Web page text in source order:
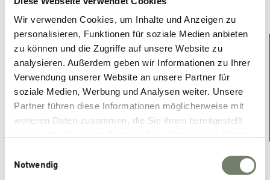
Wir verwenden Cookies, um Inhalte und Anzeigen zu
personalisieren, Funktionen für soziale Medien anbieten
zu können und die Zugriffe auf unsere Website zu
analysieren. Außerdem geben wir Informationen zu Ihrer
Verwendung unserer Website an unsere Partner für
soziale Medien, Werbung und Analysen weiter. Unsere
Partner führen diese Informationen möglicherweise mit
weiteren Daten zusammen, die Sie ihnen bereitgestellt
Notwendig
For further information, datasheets and other
downloads, please contact our sales department.